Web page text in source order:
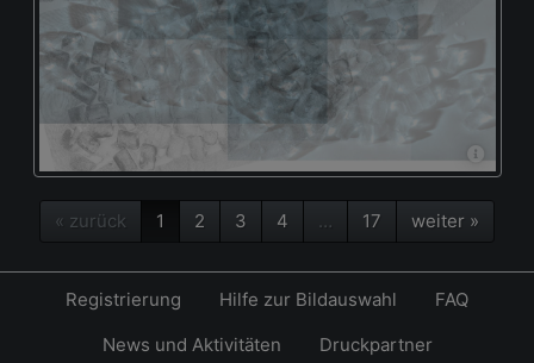
« zurück 1 2 3 4 … 17 weiter »
Registrierung Hilfe zur Bildauswahl
FAQ
News und Aktivitäten
Druckpartner